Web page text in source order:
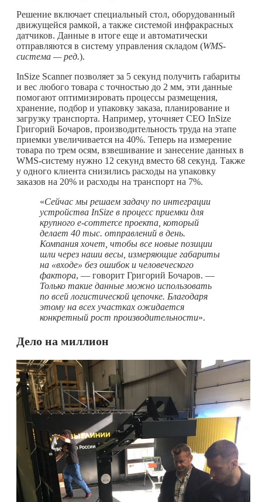
Решение включает специальный стол, оборудованный
движущейся рамкой, а также системой инфракрасных
датчиков. Данные в итоге еще и автоматически
отправляются в систему управления складом (WMS-
система — ред.).
InSize Scanner позволяет за 5 секунд получить габариты
и вес любого товара с точностью до 2 мм, эти данные
помогают оптимизировать процессы размещения,
хранение, подбор и упаковку заказа, планирование и
загрузку транспорта. Например, уточняет CEO InSize
Григорий Бочаров, производительность труда на этапе
приемки увеличивается на 40%. Теперь на измерение
товара по трем осям, взвешивание и занесение данных в
WMS-систему нужно 12 секунд вместо 68 секунд. Также
у одного клиента снизились расходы на упаковку
заказов на 20% и расходы на транспорт на 7%.
«Сейчас мы решаем задачу по интеграции
устройства InSize в процесс приемки для
крупного e‑commerce проекта, который
делает 40 тыс. отправлений в день.
Компания хочет, чтобы все новые позиции
шли через наши весы, измеряющие габариты
на «входе» без ошибок и человеческого
фактора, — говорит Григорий Бочаров. —
Только такие данные можно использовать
по всей логистической цепочке. Благодаря
этому на всех участках ожидается
конкретный рост производительности».
Дело на миллион